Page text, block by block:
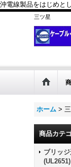
沖電線製品をはじめと
三ツ星
ホーム >
商品カテ
ブリッ